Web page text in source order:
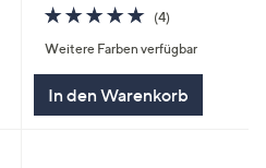
4.8
von
5
(4)4
Weitere Farben verfügbar
In den Warenkorb